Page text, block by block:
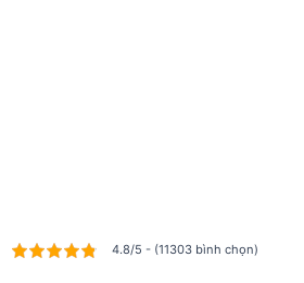
4.8/5 - (11303 bình chọn)